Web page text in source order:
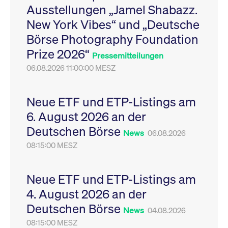
Ausstellungen „Jamel Shabazz.
New York Vibes“ und „Deutsche
Börse Photography Foundation
Prize 2026“ Pressemitteilungen
06.08.2026 11:00:00 MESZ
Neue ETF und ETP-Listings am
6. August 2026 an der
Deutschen Börse News 06.08.2026
08:15:00 MESZ
Neue ETF und ETP-Listings am
4. August 2026 an der
Deutschen Börse News 04.08.2026
08:15:00 MESZ
Leistung der Website
zu messen. Es handelt
sich um ein Muster-
Cookie, bei dem auf
das Präfix _pk_ses
eine kurze Reihe von
VISITOR_PRIVACY_METADATA
YouTube
.youtube.com
6
Monate
Dieses Cookie dient
Speicherung der
Einwilligungs- und
des Nutzers für ihre
Interaktion mit der
Sitzungen geehrt